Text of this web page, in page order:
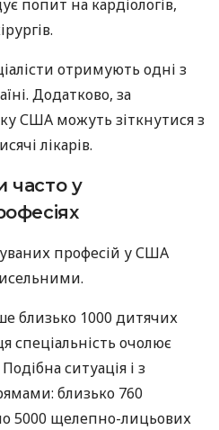
попит на кардіологів,
отримують одні з
Додатково, за
США можуть зіткнутися з
лікарів.
часто у
професій у США
близько 1000 дитячих
спеціальність очолює
ситуація і з
близько 760
5000 щелепно-лицьових